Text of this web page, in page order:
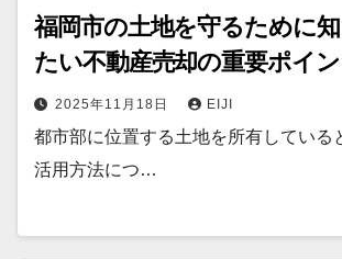
福岡市の土地を守るために
たい不動産売却の重要ポイ
2025年11月18日 EIJI
都市部に位置する土地を所有している
活用方法につ…